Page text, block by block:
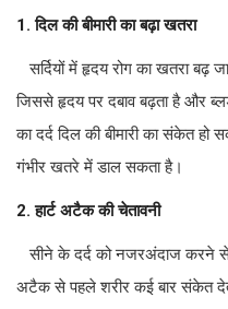
1. दिल की बीमारी का बढ़ा खतरा
सर्दियों में हृदय रोग का खतरा बढ़
जिससे हृदय पर दबाव बढ़ता है और
का दर्द दिल की बीमारी का संकेत
गंभीर खतरे में डाल सकता है।
2. हार्ट अटैक की चेतावनी
सीने के दर्द को नजरअंदाज करने से
अटैक से पहले शरीर कई बार संकेत